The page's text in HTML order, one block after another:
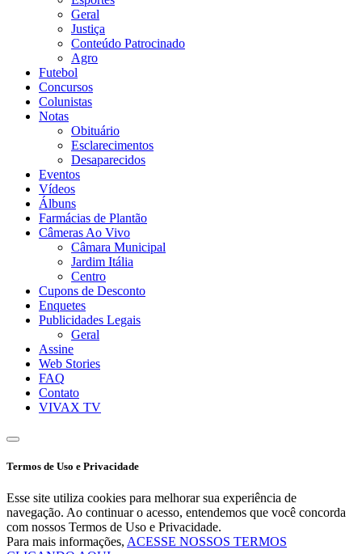
Geral
Justiça
Conteúdo Patrocinado
Agro
Futebol
Concursos
Colunistas
Notas
Obituário
Esclarecimentos
Desaparecidos
Eventos
Vídeos
Álbuns
Farmácias de Plantão
Câmeras Ao Vivo
Câmara Municipal
Jardim Itália
Centro
Cupons de Desconto
Enquetes
Publicidades Legais
Geral
Assine
Web Stories
FAQ
Contato
VIVAX TV
Termos de Uso e Privacidade
Esse site utiliza cookies para melhorar sua experiência de
navegação. Ao continuar o acesso, entendemos que você concorda
com nossos Termos de Uso e Privacidade.
Para mais informações, ACESSE NOSSOS TERMOS